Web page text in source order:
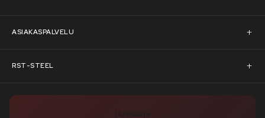
ASIAKASPALVELU
Asiakaspalvelu
Pyydä tarjous
RST-STEEL
RST-Steelin tarina
Uutiskirje